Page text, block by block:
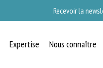
Recevoir la
Expertise Nous connaître